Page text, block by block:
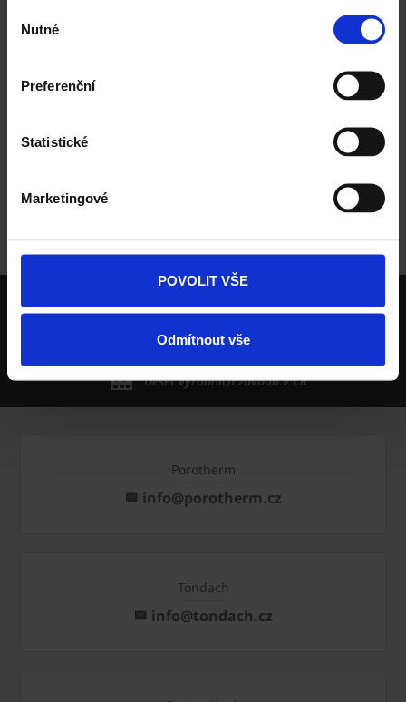
souhlasu
Nutné
Preferenční
Statistické
Marketingové
POVOLIT VŠE
Odmítnout vše
Největší výrobce keramických střešních krytin v ČR
Deset výrobních závodů v ČR
Porotherm
info@porotherm.cz
Tondach
info@tondach.cz